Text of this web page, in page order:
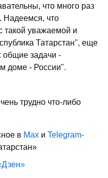
что много раз
Надеемся, что
такой уважаемой и
Татарстан", еще
общие задачи -
доме - России".
трудно что-либо
в Max и Telegram-